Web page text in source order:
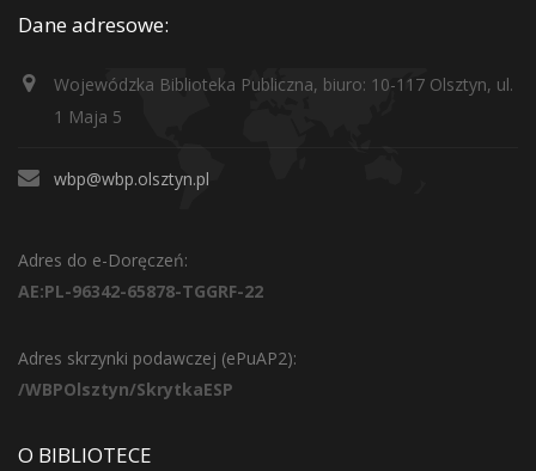
Dane adresowe:
Wojewódzka Biblioteka Publiczna, biuro: 10-117 Olsztyn, ul.
1 Maja 5
wbp@wbp.olsztyn.pl
Adres do e-Doręczeń:
AE:PL-96342-65878-TGGRF-22
Adres skrzynki podawczej (ePuAP2):
/WBPOlsztyn/SkrytkaESP
O BIBLIOTECE